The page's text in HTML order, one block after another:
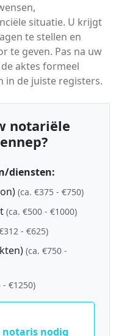
situatie. U krijgt
te stellen en
te geven. Pas na uw
aktes formeel
in de juiste registers.
notariële
diensten:
(ca. €375 - €750)
(ca. €500 - €1000)
- €625)
(ca. €750 -
- €1250)
notaris nodig